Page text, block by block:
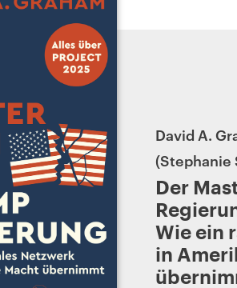
David A.
Stephanie
Der
Wie ein
in